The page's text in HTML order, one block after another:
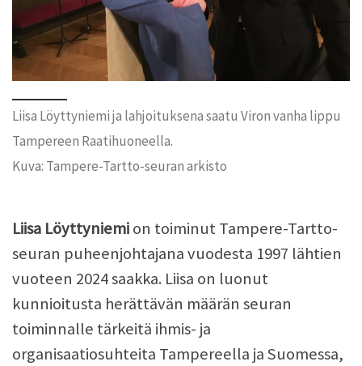
Liisa Löyttyniemi ja lahjoituksena saatu Viron vanha lippu
Tampereen Raatihuoneella.
Kuva: Tampere-Tartto-seuran arkisto
Liisa Löyttyniemion toiminut Tampere-Tartto-
seuran puheenjohtajana vuodesta 1997 lähtien
vuoteen 2024 saakka. Liisa on luonut
kunnioitusta herättävän määrän seuran
toiminnalle tärkeitä ihmis- ja
organisaatiosuhteita Tampereella ja Suomessa,